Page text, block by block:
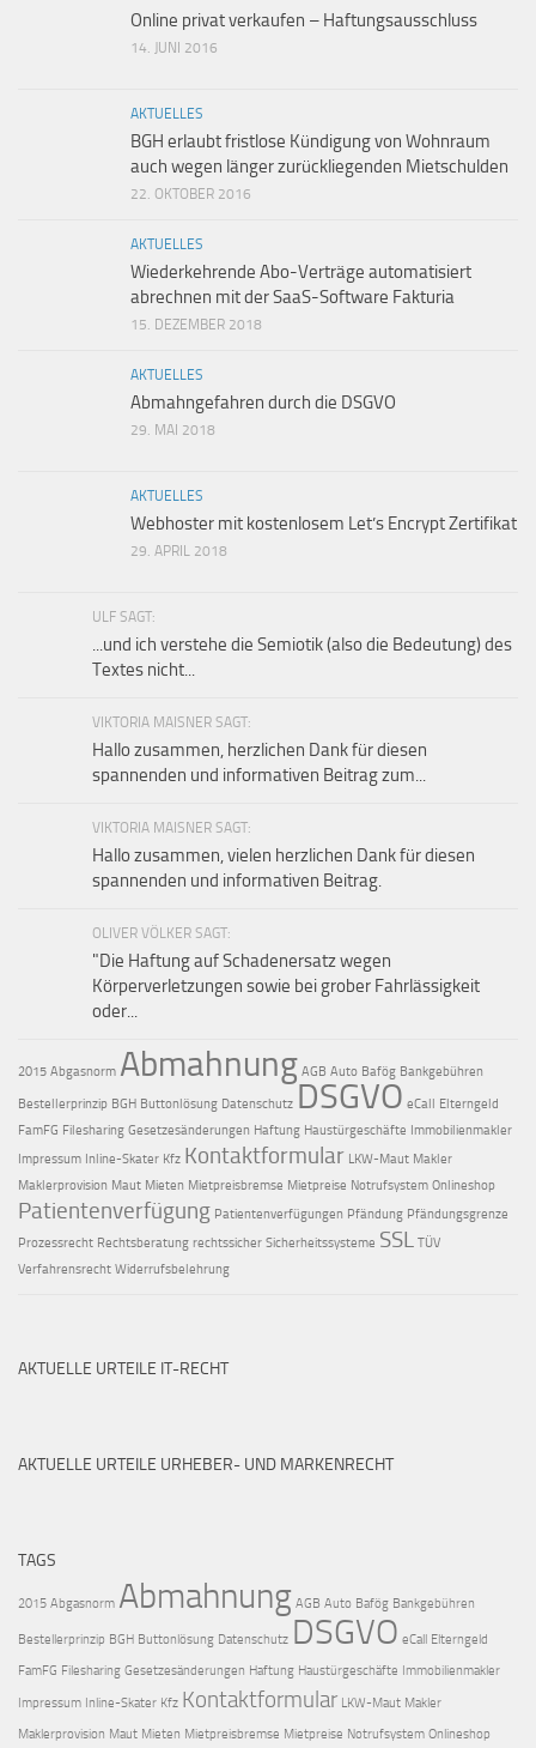
Online privat verkaufen – Haftungsausschluss
14. JUNI 2016
AKTUELLES
BGH erlaubt fristlose Kündigung von Wohnraum
auch wegen länger zurückliegenden Mietschulden
22. OKTOBER 2016
AKTUELLES
Wiederkehrende Abo-Verträge automatisiert
abrechnen mit der SaaS-Software Fakturia
15. DEZEMBER 2018
AKTUELLES
Abmahngefahren durch die DSGVO
29. MAI 2018
AKTUELLES
Webhoster mit kostenlosem Let’s Encrypt Zertifikat
29. APRIL 2018
ULF SAGT:
...und ich verstehe die Semiotik (also die Bedeutung) des
Textes nicht...
VIKTORIA MAISNER SAGT:
Hallo zusammen, herzlichen Dank für diesen
spannenden und informativen Beitrag zum...
VIKTORIA MAISNER SAGT:
Hallo zusammen, vielen herzlichen Dank für diesen
spannenden und informativen Beitrag.
OLIVER VÖLKER SAGT:
"Die Haftung auf Schaden­ersatz wegen
Körperverletzungen sowie bei grober Fahr­lässig­keit
oder...
2015 Abgasnorm Abmahnung AGB Auto Bafög Bankgebühren
Bestellerprinzip BGH Buttonlösung Datenschutz DSGVO eCall Elterngeld
FamFG Filesharing Gesetzesänderungen Haftung Haustürgeschäfte Immobilienmakler
Impressum Inline-Skater Kfz Kontaktformular LKW-Maut Makler
Maklerprovision Maut Mieten Mietpreisbremse Mietpreise Notrufsystem Onlineshop
Patientenverfügung Patientenverfügungen Pfändung Pfändungsgrenze
Prozessrecht Rechtsberatung rechtssicher Sicherheitssysteme SSL TÜV
Verfahrensrecht Widerrufsbelehrung
AKTUELLE URTEILE IT-RECHT
AKTUELLE URTEILE URHEBER- UND MARKENRECHT
TAGS
2015 Abgasnorm Abmahnung AGB Auto Bafög Bankgebühren
Bestellerprinzip BGH Buttonlösung Datenschutz DSGVO eCall Elterngeld
FamFG Filesharing Gesetzesänderungen Haftung Haustürgeschäfte Immobilienmakler
Impressum Inline-Skater Kfz Kontaktformular LKW-Maut Makler
Maklerprovision Maut Mieten Mietpreisbremse Mietpreise Notrufsystem Onlineshop